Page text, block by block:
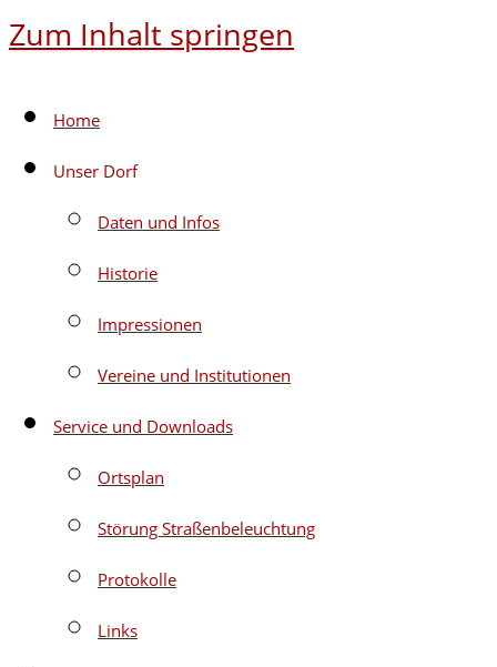
Zum Inhalt springen
Home
Unser Dorf
Daten und Infos
Historie
Impressionen
Vereine und Institutionen
Service und Downloads
Ortsplan
Störung Straßenbeleuchtung
Protokolle
Links